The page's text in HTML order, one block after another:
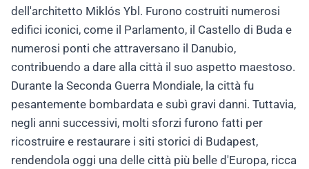
dell'architetto Miklós Ybl. Furono costruiti numerosi
edifici iconici, come il Parlamento, il Castello di Buda e
numerosi ponti che attraversano il Danubio,
contribuendo a dare alla città il suo aspetto maestoso.
Durante la Seconda Guerra Mondiale, la città fu
pesantemente bombardata e subì gravi danni. Tuttavia,
negli anni successivi, molti sforzi furono fatti per
ricostruire e restaurare i siti storici di Budapest,
rendendola oggi una delle città più belle d'Europa, ricca